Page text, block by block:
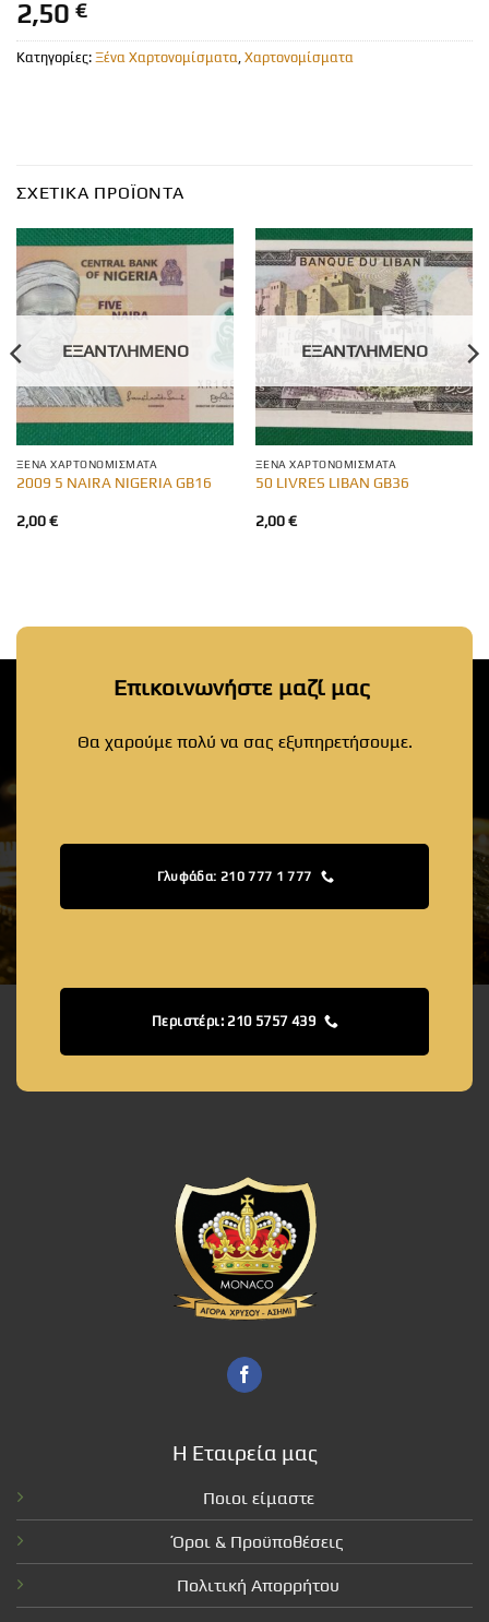
2,50 €
Κατηγορίες: Ξένα Χαρτονομίσματα, Χαρτονομίσματα
ΣΧΕΤΙΚΆ ΠΡΟΪΌΝΤΑ
ΕΞΑΝΤΛΗΜΈΝΟ
ΞΈΝΑ ΧΑΡΤΟΝΟΜΊΣΜΑΤΑ
2009 5 NAIRA NIGERIA GB16
2,00€
ΕΞΑΝΤΛΗΜΈΝΟ
ΞΈΝΑ ΧΑΡΤΟΝΟΜΊΣΜΑΤΑ
50 LIVRES LIBAN GB36
2,00€
Επικοινωνήστε μαζί μας
Θα χαρούμε πολύ να σας εξυπηρετήσουμε.
Γλυφάδα: 210 777 1 777
Περιστέρι: 210 5757 439
Η Εταιρεία μας
Ποιοι είμαστε
Όροι & Προϋποθέσεις
Πολιτική Απορρήτου